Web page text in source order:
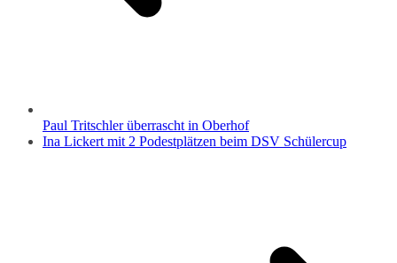
Paul Tritschler überrascht in Oberhof
Ina Lickert mit 2 Podestplätzen beim DSV Schülercup